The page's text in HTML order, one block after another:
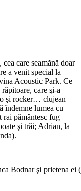
care seamănă doar
a venit special la
Acoustic Park. Ce
care şi-a
şi rocker… clujean
îndemne lumea cu
rai pământesc fug
şi trăi; Adrian, la
Bodnar şi prietena ei